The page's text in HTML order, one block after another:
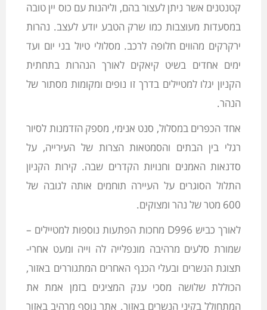
קטנטנים אשר ניתן לעצור בהם, וליהנות עם כוס יין טובה
במסעדות מעוצבות כמו שרק הטבע יודע לעצב. נהרות
ירקרקים מהווים חלופה לרכב. מסלולי טיול בני יום ועד
ימים אחדים בשיט קיאקים לאורך הנהרות בתחתית
הקניון יגלו למטיילים בדרך זו נופים ומקומות מסתור של
הנהר.
אחד הכפרים במסלול, סנט אנימי, מספק הזדמנות לסיור
רגלי בין הבתים והסמטאות הצרות של העירייה, על
סדנאות האמנים וחנויות הקדרים שבה. קירות הקניון
התלול הסוגרים על העיירה תוחמים אותה לגובה של
600 מטר של נהר ומצוקים.
לאורך כביש D996 מחכות הפתעות נוספות למטיילים –
שמורת סלעים מרהיבה מונפלייה לה וייה ומעט אחרי-
תצוגת הנשרים ובעלי הכנף האחרים המתגוררים באזור,
הכוללת שלושה מסכי ענק המציגים בזמן אמת את
המתחולל בקיני הנשרים באזור. אתר נוסף מרהיב באזור